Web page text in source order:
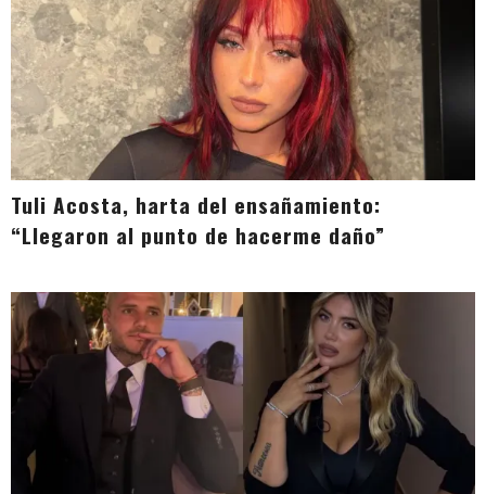
Tuli Acosta, harta del ensañamiento:
“Llegaron al punto de hacerme daño”